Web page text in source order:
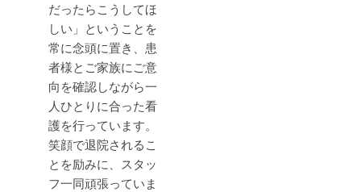
だったらこうしてほ
しい」ということを
常に念頭に置き、患
者様とご家族にご意
向を確認しながら一
人ひとりに合った看
護を行っています。
笑顔で退院されるこ
とを励みに、スタッ
フ一同頑張っていま